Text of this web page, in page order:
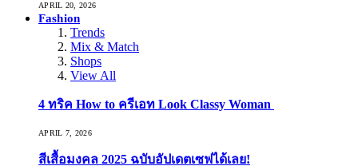
APRIL 20, 2026
Fashion
Trends
Mix & Match
Shops
View All
4 ทริค How to ครีเอท Look Classy Woman
APRIL 7, 2026
สีเสื้อมงคล 2025 ฉบับอัปเดตเซฟได้เลย!